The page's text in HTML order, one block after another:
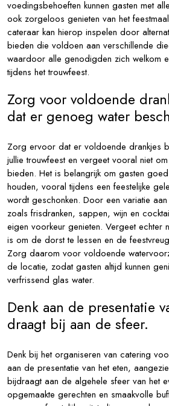
voedingsbehoeften kunnen gasten met
ook zorgeloos genieten van het
cateraar kan hierop inspelen door
bieden die voldoen aan verschillende
waardoor alle genodigden zich welkom
tijdens het trouwfeest.
Zorg voor voldoende
dat er genoeg water
Zorg ervoor dat er voldoende drankjes
jullie trouwfeest en vergeet vooral niet
bieden. Het is belangrijk om gasten
houden, vooral tijdens een feestelijke
wordt geschonken. Door een variatie
zoals frisdranken, sappen, wijn en
eigen voorkeur genieten. Vergeet echter
is om de dorst te lessen en de
Zorg daarom voor voldoende
de locatie, zodat gasten altijd kunnen
verfrissend glas water.
Denk aan de presentatie
draagt bij aan de sfeer.
Denk bij het organiseren van catering
aan de presentatie van het eten,
bijdraagt aan de algehele sfeer van het
opgemaakte gerechten en smaakvolle